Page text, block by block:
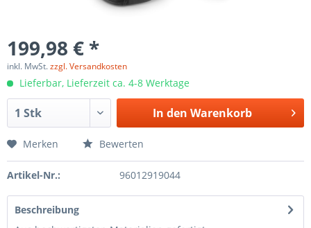
199,98 € *
inkl. MwSt.zzgl. Versandkosten
Lieferbar, Lieferzeit ca. 4-8 Werktage
In den Warenkorb
Merken Bewerten
Artikel-Nr.: 96012919044
Beschreibung